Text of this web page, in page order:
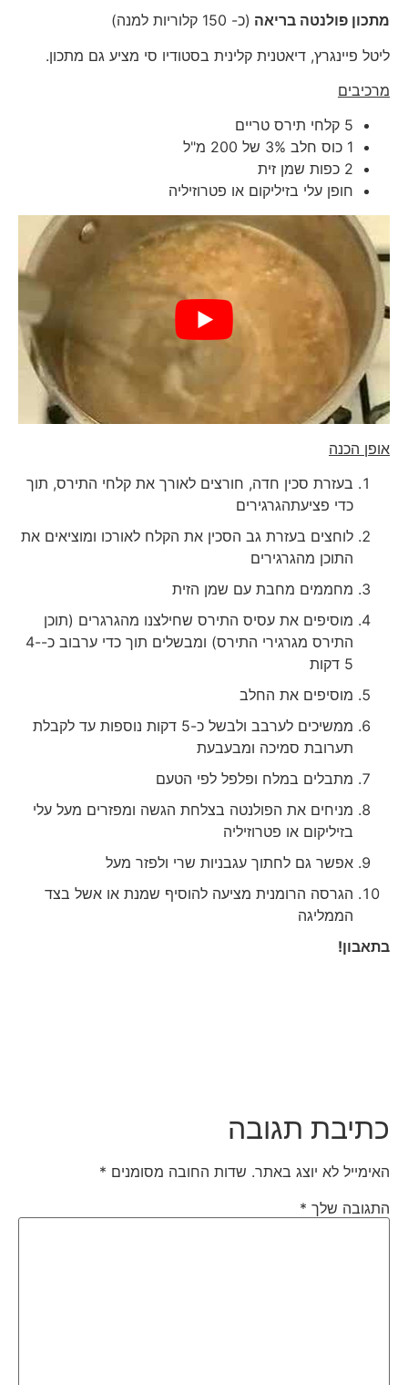
מתכון פולנטה בריאה(כ- 150 קלוריות למנה)
ליטל פיינגרץ, דיאטנית קלינית בסטודיו סי מציע גם מתכון.
מרכיבים
5 קלחי תירס טריים
1 כוס חלב 3% של 200 מ"ל
2 כפות שמן זית
חופן עלי בזיליקום או פטרוזיליה
אופן הכנה
בעזרת סכין חדה, חורצים לאורך את קלחי התירס, תוך
כדי פציעתהגרגירים
לוחצים בעזרת גב הסכין את הקלח לאורכו ומוציאים את
התוכן מהגרגירים
מחממים מחבת עם שמן הזית
מוסיפים את עסיס התירס שחילצנו מהגרגרים (תוכן
התירס מגרגירי התירס) ומבשלים תוך כדי ערבוב כ-4-
מוסיפים את החלב
ממשיכים לערבב ולבשל כ-5 דקות נוספות עד לקבלת
תערובת סמיכה ומבעבעת
מתבלים במלח ופלפל לפי הטעם
מניחים את הפולנטה בצלחת הגשה ומפזרים מעל עלי
בזיליקום או פטרוזיליה
אפשר גם לחתוך עגבניות שרי ולפזר מעל
הגרסה הרומנית מציעה להוסיף שמנת או אשל בצד
הממליגה
בתאבון!
כתיבת תגובה
האימייל לא יוצג באתר. שדות החובה מסומנים*
התגובה שלך*